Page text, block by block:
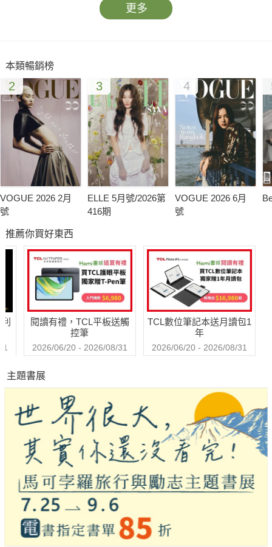
更多
本類暢銷榜
2
VOGUE 2026 2月
號
3
ELLE 5月號/2026第
416期
4
VOGUE 2026 6月
號
推薦你買好東西
閱讀有禮，TCL平板送觸
控筆
2026/06/20 - 2026/08/31
TCL數位筆記本送月讀包1
年
2026/06/20 - 2026/08/31
主題書展